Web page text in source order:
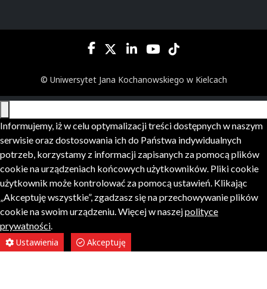
© Uniwersytet Jana Kochanowskiego w Kielcach
Informujemy, iż w celu optymalizacji treści dostępnych w naszym
serwisie oraz dostosowania ich do Państwa indywidualnych
potrzeb, korzystamy z informacji zapisanych za pomocą plików
cookie na urządzeniach końcowych użytkowników. Pliki cookie
użytkownik może kontrolować za pomocą ustawień. Klikając
„Akceptuję wszystkie”, zgadzasz się na przechowywanie plików
cookie na swoim urządzeniu. Więcej w naszejpolityce
prywatności.
Ustawienia
Akceptuję